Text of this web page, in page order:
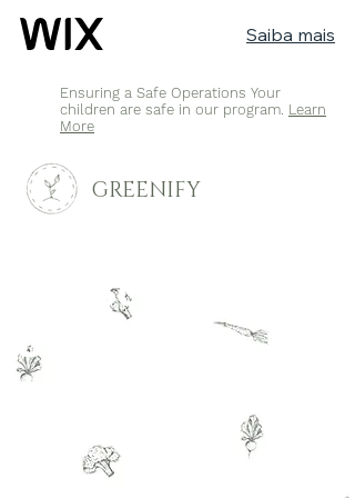
Saiba mais